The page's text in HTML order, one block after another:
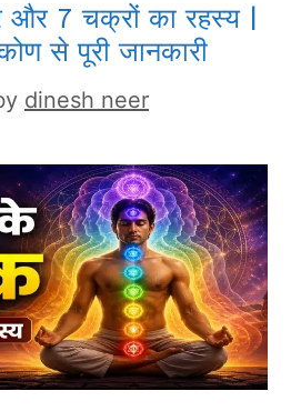
और 7 चक्रों का रहस्य |
से पूरी जानकारी
dinesh neer